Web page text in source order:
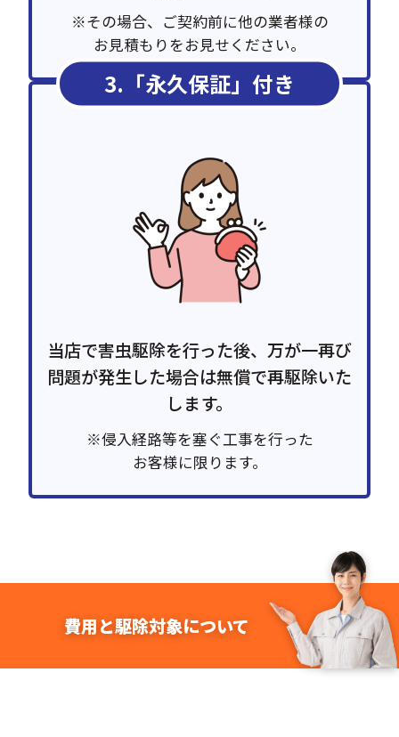
※その場合、ご契約前に他の業者様の
お見積もりをお見せください。
3.「永久保証」付き
当店で害虫駆除を行った後、万が一再び
問題が発生した場合は無償で再駆除いた
します。
※侵入経路等を塞ぐ工事を行った
お客様に限ります。
費用と駆除対象について